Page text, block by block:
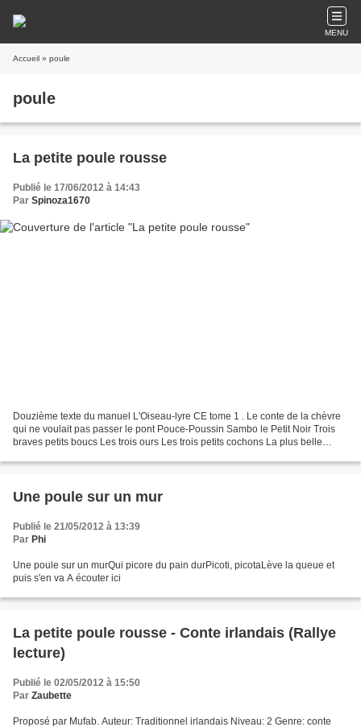
MENU
Accueil » poule
poule
La petite poule rousse
Publié le 17/06/2012 à 14:43
Par Spinoza1670
Douzième texte du manuel L'Oiseau-lyre CE tome 1 . Le conte de la chèvre
qui ne voulait pas passer le pont Pouce-Poussin Sambo le Petit Noir Trois
braves petits boucs Les trois ours Les trois petits cochons La plus belle
Une poule sur un mur
Publié le 21/05/2012 à 13:39
Par Phi
Une poule sur un murQui picore du pain durPicoti, picotaLève la queue et
puis s'en va A écouter ici
La petite poule rousse - Conte irlandais (Rallye
lecture)
Publié le 02/05/2012 à 15:50
Par Zaubette
Proposé par Mufab. Auteur: Traditionnel irlandais Niveau: 2 Genre: conte